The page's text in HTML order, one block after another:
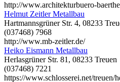
http://www.architekturbuero-
Helmut Zeitler Metallbau
Hartmannsgrüner Str. 4, 08233
(037468) 7968
http://www.mb-zeitler.de/
Heiko Eismann Metallbau
Herlasgrüner Str. 81, 08233 Treuen
(037468) 7221
https://www.schlosserei.net/treuen/